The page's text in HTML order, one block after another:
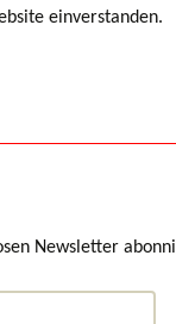
einverstanden.
Newsletter